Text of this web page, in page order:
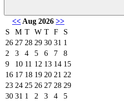
<< Aug 2026 >>
S
M T W T F
S
26 27 28 29 30 31 1
2
3 4 5 6 7
8
9
10 11 12 13 14 15
16 17 18 19 20 21 22
23 24 25 26 27 28 29
30 31 1 2 3 4 5